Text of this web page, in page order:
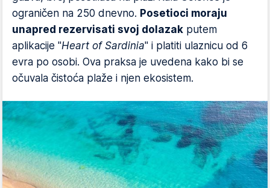
ograničen na 250 dnevno. Posetioci moraju
unapred rezervisati svoj dolazak putem
aplikacije "Heart of Sardinia" i platiti ulaznicu od 6
evra po osobi. Ova praksa je uvedena kako bi se
očuvala čistoća plaže i njen ekosistem.